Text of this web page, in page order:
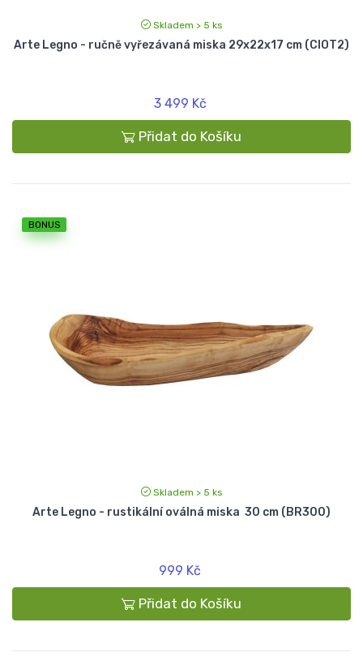
Skladem > 5 ks
Arte Legno - ručně vyřezávaná miska 29x22x17 cm (CIOT2)
3 499 Kč
Přidat do Košíku
BONUS
Skladem > 5 ks
Arte Legno - rustikální oválná miska 30 cm (BR300)
999 Kč
Přidat do Košíku